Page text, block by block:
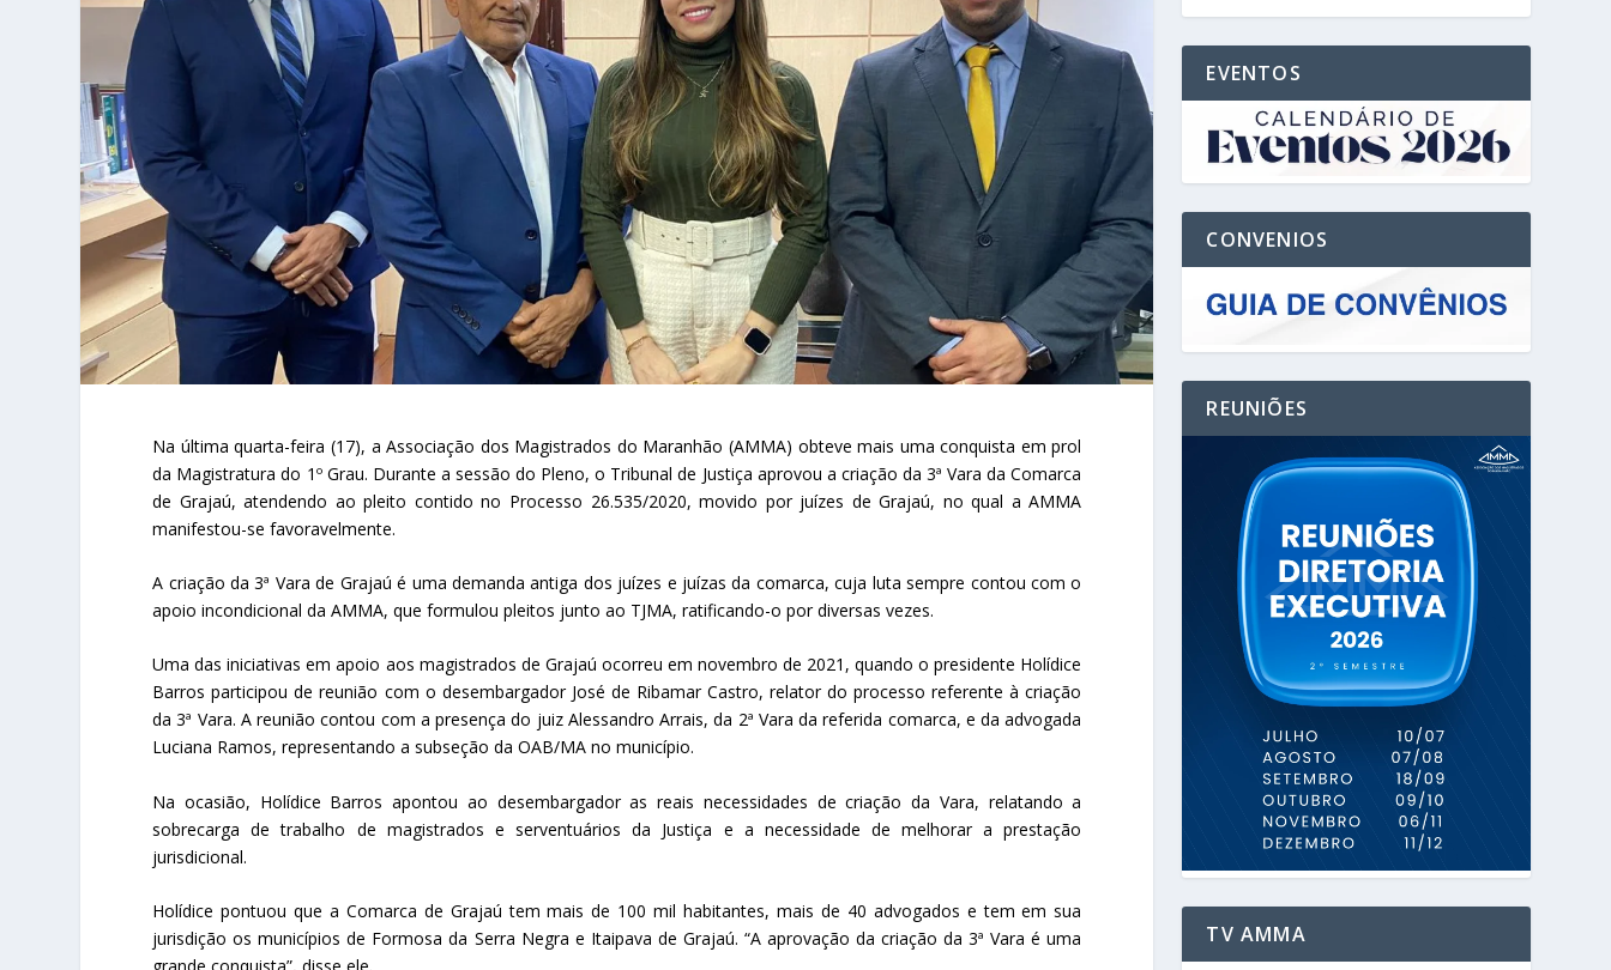
Na última quarta-feira (17), a Associação dos Magistrados do Maranhão (AMMA) obteve mais uma conquista em prol
da Magistratura do 1º Grau. Durante a sessão do Pleno, o Tribunal de Justiça aprovou a criação da 3ª Vara da Comarca
de Grajaú, atendendo ao pleito contido no Processo 26.535/2020, movido por juízes de Grajaú, no qual a AMMA
manifestou-se favoravelmente.
A criação da 3ª Vara de Grajaú é uma demanda antiga dos juízes e juízas da comarca, cuja luta sempre contou com o
apoio incondicional da AMMA, que formulou pleitos junto ao TJMA, ratificando-o por diversas vezes.
Uma das iniciativas em apoio aos magistrados de Grajaú ocorreu em novembro de 2021, quando o presidente Holídice
Barros participou de reunião com o desembargador José de Ribamar Castro, relator do processo referente à criação
da 3ª Vara. A reunião contou com a presença do juiz Alessandro Arrais, da 2ª Vara da referida comarca, e da advogada
Luciana Ramos, representando a subseção da OAB/MA no município.
Na ocasião, Holídice Barros apontou ao desembargador as reais necessidades de criação da Vara, relatando a
sobrecarga de trabalho de magistrados e serventuários da Justiça e a necessidade de melhorar a prestação
jurisdicional.
Holídice pontuou que a Comarca de Grajaú tem mais de 100 mil habitantes, mais de 40 advogados e tem em sua
jurisdição os municípios de Formosa da Serra Negra e Itaipava de Grajaú. “A aprovação da criação da 3ª Vara é uma
EVENTOS
CONVENIOS
REUNIÕES
TV AMMA